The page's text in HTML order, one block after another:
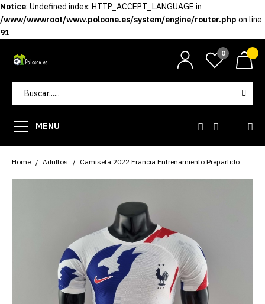
Notice: Undefined index: HTTP_ACCEPT_LANGUAGE in
/www/wwwroot/www.poloone.es/system/engine/router.php on line
91
0
MENU
Home Adultos Camiseta 2022 Francia Entrenamiento Prepartido